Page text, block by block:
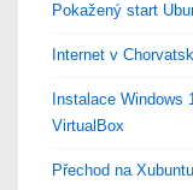
Pokažený start
Internet v
Instalace Windows
VirtualBox
Přechod na